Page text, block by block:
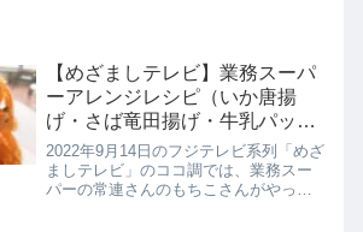
【めざましテレビ】業務スーパ
ーアレンジレシピ（いか唐揚
げ・さば竜田揚げ・牛乳パック
スイーツ使用）ココ調！9月14
日
2022年9月14日のフジテレビ系列「めざ
ましテレビ」のココ調では、業務スー
パーの常連さんのもちこさんがやって